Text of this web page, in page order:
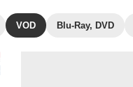
VOD Blu-Ray, DVD